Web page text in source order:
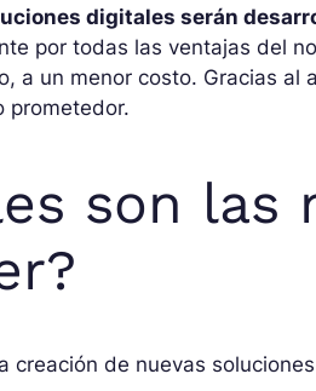
digitales serán
por todas las ventajas del
a un menor costo. Gracias
prometedor.
son
creación de nuevas